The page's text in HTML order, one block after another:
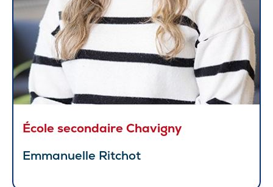
École secondaire Chavigny
Emmanuelle Ritchot